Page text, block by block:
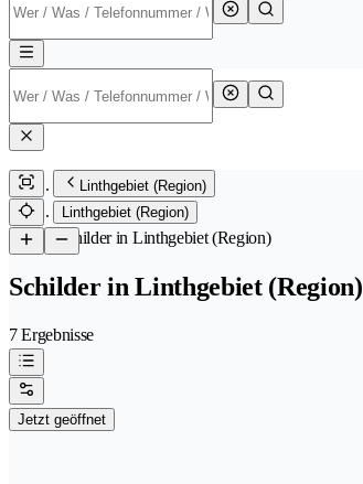
Linthgebiet (Region)
Linthgebiet (Region)
/Schilder in Linthgebiet (Region)
Schilder in Linthgebiet (Region)
7 Ergebnisse
Jetzt geöffnet